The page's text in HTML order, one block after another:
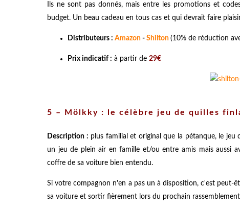
Ils ne sont pas donnés, mais entre les promotions et
budget. Un beau cadeau en tous cas et qui devrait faire
Distributeurs : Amazon - Shilton (10% de réduction
Prix indicatif : à partir de 29€
5 – Mölkky : le célèbre jeu de quilles
Description : plus familial et original que la pétanque, le
un jeu de plein air en famille et/ou entre amis mais aussi
coffre de sa voiture bien entendu.
Si votre compagnon n'en a pas un à disposition, c'est
sa voiture et sortir fièrement lors du prochain